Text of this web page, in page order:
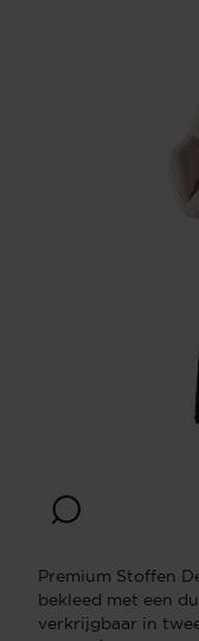
Premium Stoffen
bekleed met een
verkrijgbaar in